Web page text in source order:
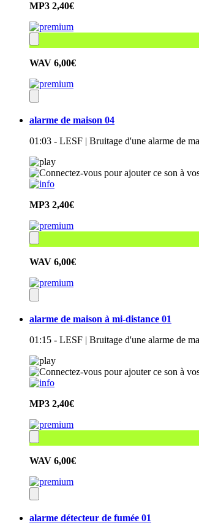
MP3 2,40€
WAV 6,00€
alarme de maison 04
01:03 - LESF | Bruitage d'une alarme de
MP3 2,40€
WAV 6,00€
alarme de maison à mi-distance 01
01:15 - LESF | Bruitage d'une alarme de
MP3 2,40€
WAV 6,00€
alarme détecteur de fumée 01